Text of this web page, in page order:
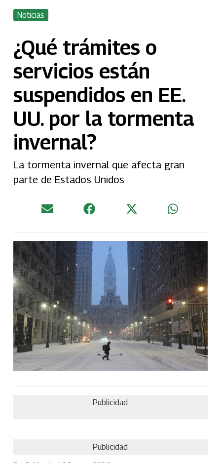
Noticias
¿Qué trámites o
servicios están
suspendidos en EE.
UU. por la tormenta
invernal?
La tormenta invernal que afecta gran
parte de Estados Unidos
Publicidad
Publicidad